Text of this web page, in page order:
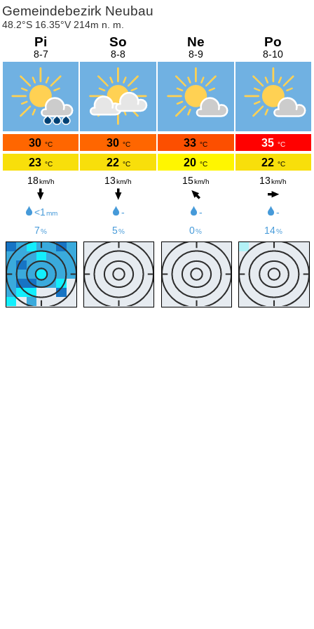
Gemeindebezirk Neubau
48.2°S 16.35°V 214m n. m.
Pi
8-7
30 °C
23 °C
18km/h
<1mm
7%
So
8-8
30 °C
22 °C
13km/h
-
5%
Ne
8-9
33 °C
20 °C
15km/h
-
0%
Po
8-10
35 °C
22 °C
13 km/h
-
14%